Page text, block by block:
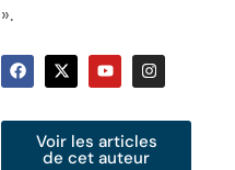
».
Voir les articles
de cet auteur